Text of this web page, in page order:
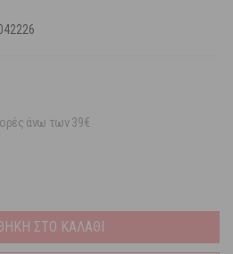
άνω των 39€
ΣΤΟ ΚΑΛΑΘΙ